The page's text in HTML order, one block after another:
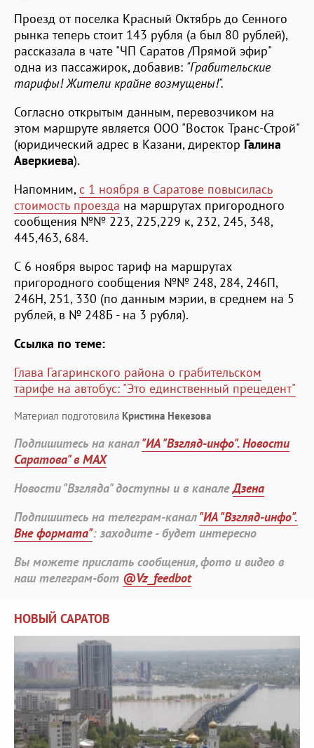
Проезд от поселка Красный Октябрь до Сенного
рынка теперь стоит 143 рубля (а был 80 рублей),
рассказала в чате "ЧП Саратов /Прямой эфир"
одна из пассажирок, добавив: "Грабительские
тарифы! Жители крайне возмущены!".
Согласно открытым данным, перевозчиком на
этом маршруте является ООО "Восток Транс-Строй"
(юридический адрес в Казани, директор Галина
Аверкиева).
Напомним, с 1 ноября в Саратове повысилась
стоимость проезда на маршрутах пригородного
сообщения №№ 223, 225,229 к, 232, 245, 348,
445,463, 684.
С 6 ноября вырос тариф на маршрутах
пригородного сообщения №№ 248, 284, 246П,
246Н, 251, 330 (по данным мэрии, в среднем на 5
рублей, в № 248Б - на 3 рубля).
Ссылка по теме:
Глава Гагаринского района о грабительском
тарифе на автобус: "Это единственный прецедент"
Материал подготовила Кристина Некезова
Подпишитесь на канал"ИА "Взгляд-инфо". Новости
Саратова" в MAX
Новости "Взгляда" доступны и в каналеДзена
Подпишитесь на телеграм-канал"ИА "Взгляд-инфо".
Вне формата": заходите - будет интересно
Вы можете прислать сообщения, фото и видео в
наш телеграм-бот @Vz_feedbot
НОВЫЙ САРАТОВ